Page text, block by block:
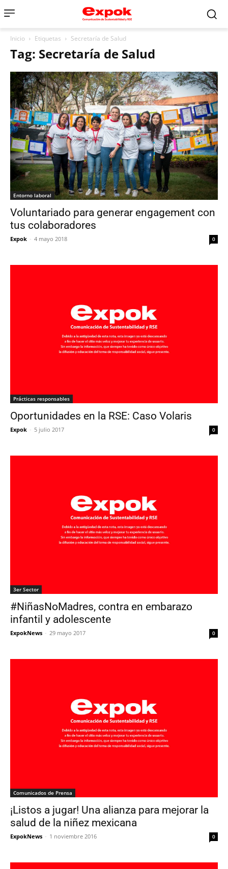
Inicio Etiquetas Secretaría de Salud
Tag: Secretaría de Salud
Entorno laboral
Voluntariado para generar engagement con
tus colaboradores
Expok - 4 mayo 2018 0
Prácticas responsables
Oportunidades en la RSE: Caso Volaris
Expok - 5 julio 2017 0
3er Sector
#NiñasNoMadres, contra en embarazo
infantil y adolescente
ExpokNews - 29 mayo 2017 0
Comunicados de Prensa
¡Listos a jugar! Una alianza para mejorar la
salud de la niñez mexicana
ExpokNews - 1 noviembre 2016 0